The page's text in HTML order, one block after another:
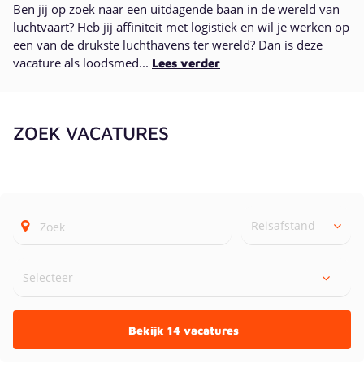
Ben jij op zoek naar een uitdagende baan in de wereld van
luchtvaart? Heb jij affiniteit met logistiek en wil je werken op
een van de drukste luchthavens ter wereld? Dan is deze
vacature als loodsmed... Lees verder
ZOEK VACATURES
Reisafstand
Bekijk 14 vacatures